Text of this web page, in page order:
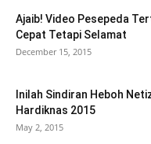
Ajaib! Video Pesepeda
Cepat Tetapi Selamat
December 15, 2015
Inilah Sindiran Heboh
Hardiknas 2015
May 2, 2015